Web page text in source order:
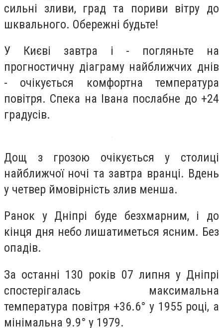
сильні зливи, град та пориви вітру до
шквального. Обережні будьте!
У Києві завтра і - погляньте на
прогностичну діаграму найближчих днів
- очікується комфортна температура
повітря. Спека на Івана послабне до +24
градусів.
Дощ з грозою очікується у столиці
найближчої ночі та завтра вранці. Вдень
у четвер ймовірність злив менша.
Ранок у Дніпрі буде безхмарним, і до
кінця дня небо лишатиметься ясним. Без
опадів.
За останні 130 років 07 липня у Дніпрі
спостерігалась максимальна
температура повітря +36.6° у 1955 році, а
мінімальна 9.9° у 1979.